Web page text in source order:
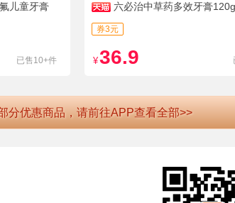
儿童牙膏
已售10+件
六必治中草药多效牙膏
券3元
¥36.9
分优惠商品，请前往APP查看全部>>